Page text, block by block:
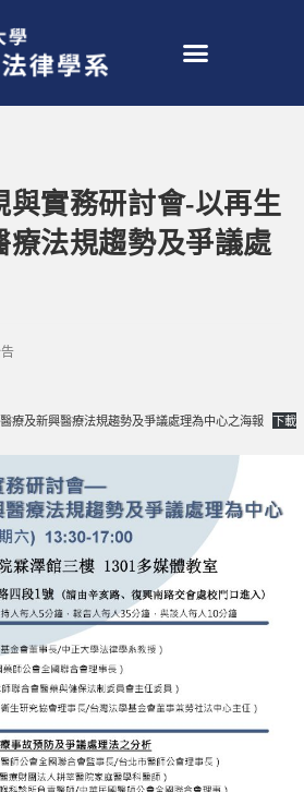
與實務研討會-以再生
療法規趨勢及爭議處
療及新興醫療法規趨勢及爭議處理為中心之海報 下載